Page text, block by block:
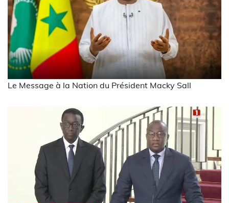
Le Message à la Nation du Président Macky Sall